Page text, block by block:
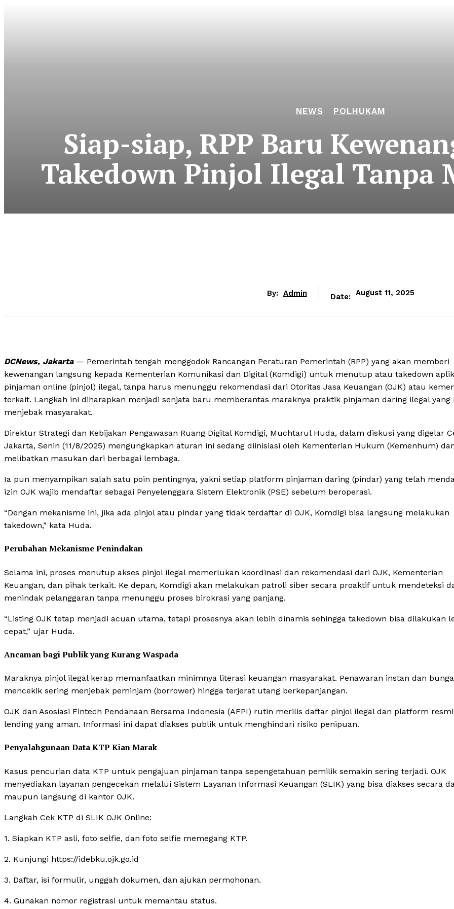
NEWS POLHUKAM
Siap-siap, RPP Baru
Takedown Pinjol Ilegal Tanpa
By: Admin Date: August 11, 2025
DCNews, Jakarta— Pemerintah tengah menggodok Rancangan Peraturan Pemerintah (RPP) yang akan memberi
kewenangan langsung kepada Kementerian Komunikasi dan Digital (Komdigi) untuk menutup atau takedown
pinjaman online (pinjol) ilegal, tanpa harus menunggu rekomendasi dari Otoritas Jasa Keuangan (OJK) atau
terkait. Langkah ini diharapkan menjadi senjata baru memberantas maraknya praktik pinjaman daring ilegal yang
menjebak masyarakat.
Direktur Strategi dan Kebijakan Pengawasan Ruang Digital Komdigi, Muchtarul Huda, dalam diskusi yang digelar
Jakarta, Senin (11/8/2025) mengungkapkan aturan ini sedang diinisiasi oleh Kementerian Hukum (Kemenhum)
melibatkan masukan dari berbagai lembaga.
Ia pun menyampikan salah satu poin pentingnya, yakni setiap platform pinjaman daring (pindar) yang telah
izin OJK wajib mendaftar sebagai Penyelenggara Sistem Elektronik (PSE) sebelum beroperasi.
“Dengan mekanisme ini, jika ada pinjol atau pindar yang tidak terdaftar di OJK, Komdigi bisa langsung melakukan
takedown,” kata Huda.
Perubahan Mekanisme Penindakan
Selama ini, proses menutup akses pinjol ilegal memerlukan koordinasi dan rekomendasi dari OJK, Kementerian
Keuangan, dan pihak terkait. Ke depan, Komdigi akan melakukan patroli siber secara proaktif untuk mendeteksi
menindak pelanggaran tanpa menunggu proses birokrasi yang panjang.
“Listing OJK tetap menjadi acuan utama, tetapi prosesnya akan lebih dinamis sehingga takedown bisa dilakukan
cepat,” ujar Huda.
Ancaman bagi Publik yang Kurang Waspada
Maraknya pinjol ilegal kerap memanfaatkan minimnya literasi keuangan masyarakat. Penawaran instan dan bunga
mencekik sering menjebak peminjam (borrower) hingga terjerat utang berkepanjangan.
OJK dan Asosiasi Fintech Pendanaan Bersama Indonesia (AFPI) rutin merilis daftar pinjol ilegal dan platform resmi
lending yang aman. Informasi ini dapat diakses publik untuk menghindari risiko penipuan.
Penyalahgunaan Data KTP Kian Marak
Kasus pencurian data KTP untuk pengajuan pinjaman tanpa sepengetahuan pemilik semakin sering terjadi. OJK
menyediakan layanan pengecekan melalui Sistem Layanan Informasi Keuangan (SLIK) yang bisa diakses secara
maupun langsung di kantor OJK.
Langkah Cek KTP di SLIK OJK Online:
1. Siapkan KTP asli, foto selfie, dan foto selfie memegang KTP.
2. Kunjungi https://idebku.ojk.go.id
3. Daftar, isi formulir, unggah dokumen, dan ajukan permohonan.
4. Gunakan nomor registrasi untuk memantau status.